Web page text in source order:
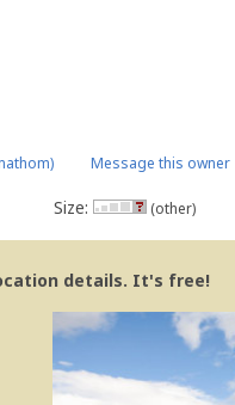
Message this owner
Size: (other)
details. It's free!